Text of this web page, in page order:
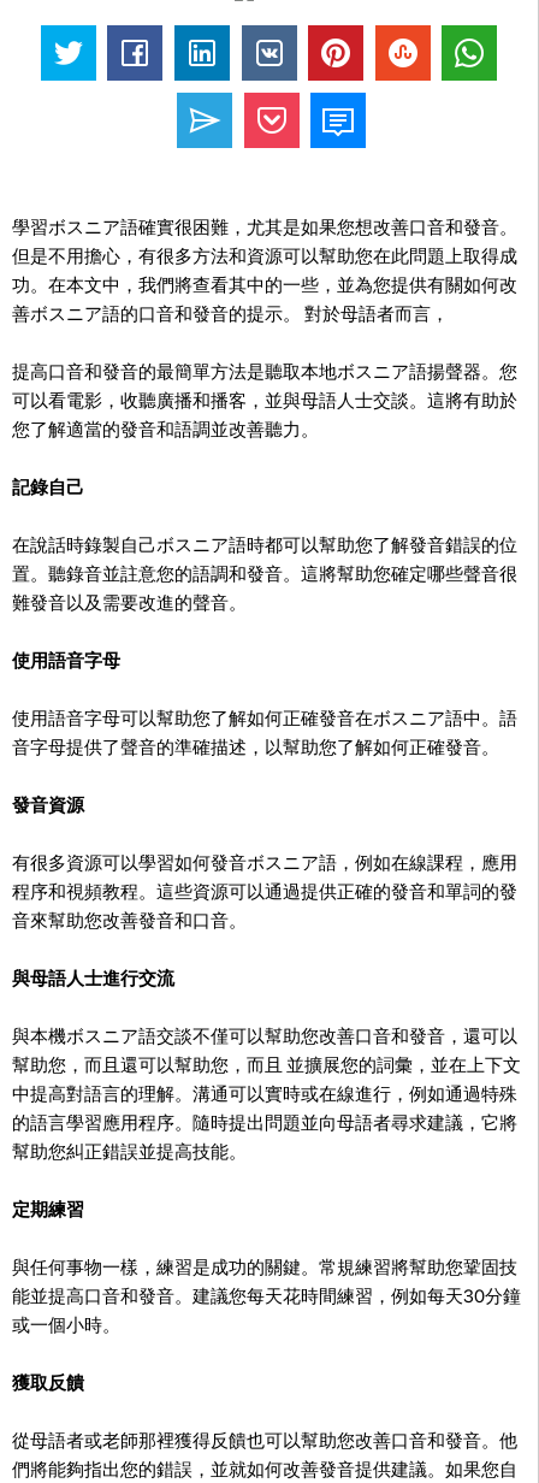
學習ボスニア語確實很困難，尤其是如果您想改善口音和發音。
但是不用擔心，有很多方法和資源可以幫助您在此問題上取得成
功。在本文中，我們將查看其中的一些，並為您提供有關如何改
善ボスニア語的口音和發音的提示。 對於母語者而言，
提高口音和發音的最簡單方法是聽取本地ボスニア語揚聲器。您
可以看電影，收聽廣播和播客，並與母語人士交談。這將有助於
您了解適當的發音和語調並改善聽力。
記錄自己
在說話時錄製自己ボスニア語時都可以幫助您了解發音錯誤的位
置。聽錄音並註意您的語調和發音。這將幫助您確定哪些聲音很
難發音以及需要改進的聲音。
使用語音字母
使用語音字母可以幫助您了解如何正確發音在ボスニア語中。語
音字母提供了聲音的準確描述，以幫助您了解如何正確發音。
發音資源
有很多資源可以學習如何發音ボスニア語，例如在線課程，應用
程序和視頻教程。這些資源可以通過提供正確的發音和單詞的發
音來幫助您改善發音和口音。
與母語人士進行交流
與本機ボスニア語交談不僅可以幫助您改善口音和發音，還可以
幫助您，而且還可以幫助您，而且 並擴展您的詞彙，並在上下文
中提高對語言的理解。溝通可以實時或在線進行，例如通過特殊
的語言學習應用程序。隨時提出問題並向母語者尋求建議，它將
幫助您糾正錯誤並提高技能。
定期練習
與任何事物一樣，練習是成功的關鍵。常規練習將幫助您鞏固技
能並提高口音和發音。建議您每天花時間練習，例如每天30分鐘
或一個小時。
獲取反饋
從母語者或老師那裡獲得反饋也可以幫助您改善口音和發音。他
們將能夠指出您的錯誤，並就如何改善發音提供建議。如果您自